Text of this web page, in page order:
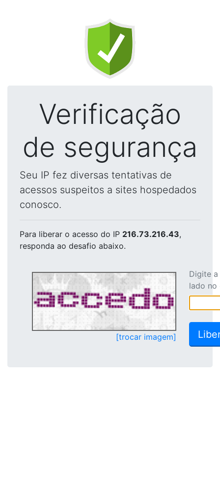
Verificação
de segurança
Seu IP fez diversas tentativas de
acessos suspeitos a sites hospedados
conosco.
Para liberar o acesso do IP 216.73.216.43,
responda ao desafio abaixo.
[trocar imagem]
Digite
lado no